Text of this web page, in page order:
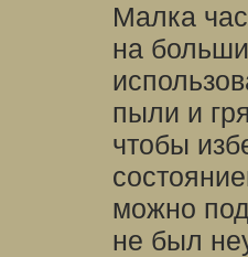
Малка
на
пыли и
чтобы
можно
не был